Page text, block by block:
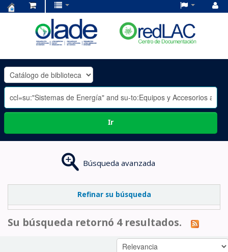
OLADE
-
Ir
Búsqueda avanzada
Refinar su búsqueda
Su búsqueda retornó 4 resultados.